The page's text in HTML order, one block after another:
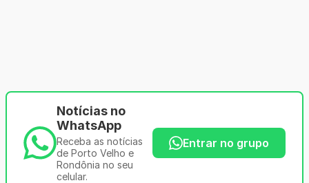
Notícias no
WhatsApp
Receba as notícias
de Porto Velho e
Rondônia no seu
celular.
Entrar no grupo